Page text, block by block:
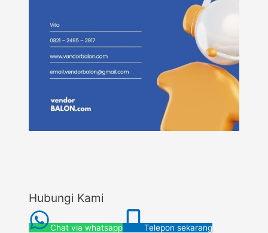
Hubungi Kami
Chat via whatsapp Telepon sekarang